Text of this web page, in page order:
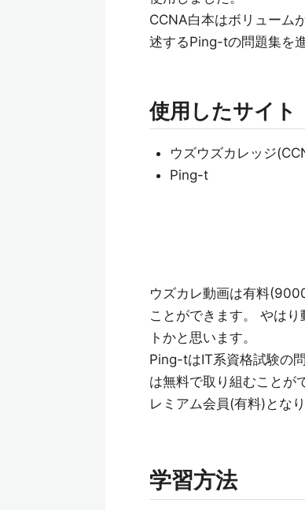
CCNA白本はボリューム
述するPing-tの問題集を
使用したサイト
ウズウズカレッジ
Ping-t
ウズカレ動画は有料
ことができます。 やは
トかと思います。
Ping-tはIT系資格試験の
は無料で取り組むことが
レミアム会員(有料)とな
学習方法